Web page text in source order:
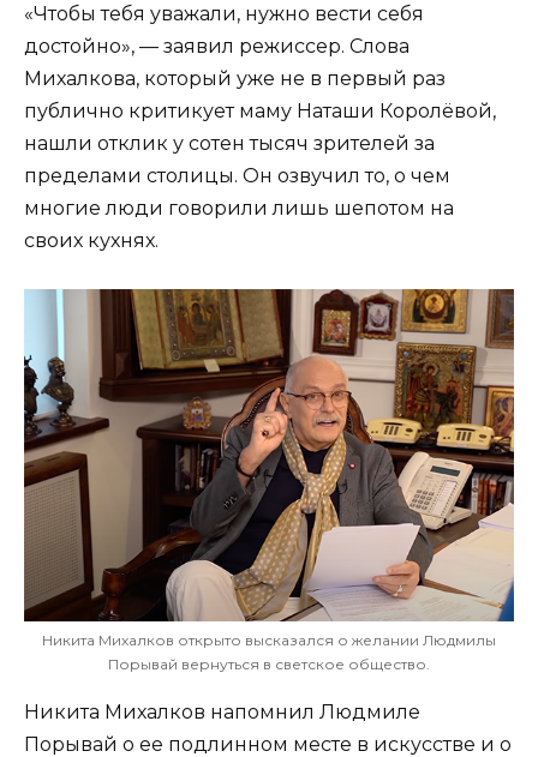
«Чтобы тебя уважали, нужно вести себя
достойно», — заявил режиссер. Слова
Михалкова, который уже не в первый раз
публично критикует маму Наташи Королёвой,
нашли отклик у сотен тысяч зрителей за
пределами столицы. Он озвучил то, о чем
многие люди говорили лишь шепотом на
своих кухнях.
Никита Михалков открыто высказался о желании Людмилы
Порывай вернуться в светское общество.
Никита Михалков напомнил Людмиле
Порывай о ее подлинном месте в искусстве и о